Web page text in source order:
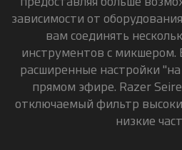
зависимости от
вам соединять
инструментов с
расширенные настройки "на
прямом эфире. Razer
отключаемый фильтр
низкие